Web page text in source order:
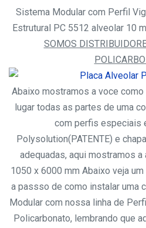
Sistema Modular com Perfil
Estrutural PC 5512 alveolar 10
SOMOS
Abaixo mostramos a voce
lugar todas as partes de uma
com perfis especiais
Polysolution(PATENTE) e
adequadas, aqui mostramos
1050 x 6000 mm Abaixo veja
a passso de como instalar uma
Modular com nossa linha de
Policarbonato, lembrando que